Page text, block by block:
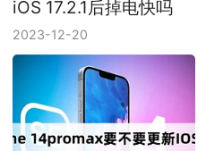
iOS 17.2.1后掉电快吗
2023-12-20